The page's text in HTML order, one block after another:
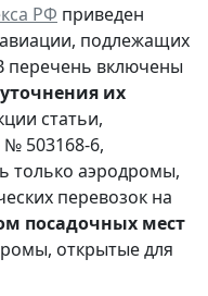
РФ приведен
подлежащих
перечень включены
их
статьи,
503168-6,
только аэродромы,
перевозок на
посадочных мест
открытые для